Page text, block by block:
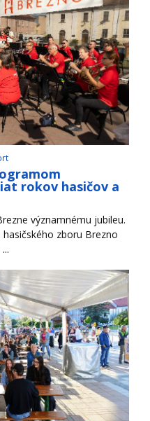
rokov hasičov a
významnému jubileu.
zboru Brezno